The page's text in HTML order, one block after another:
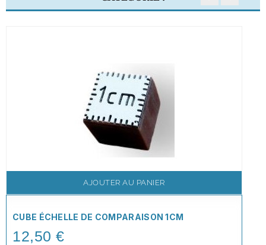
AJOUTER AU PANIER
CUBE ÉCHELLE DE COMPARAISON 1CM
Price
12,50 €